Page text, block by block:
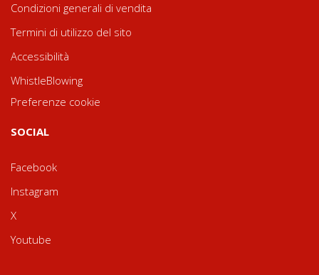
Condizioni generali di vendita
Termini di utilizzo del sito
Accessibilità
WhistleBlowing
Preferenze cookie
SOCIAL
Facebook
Instagram
X
Youtube